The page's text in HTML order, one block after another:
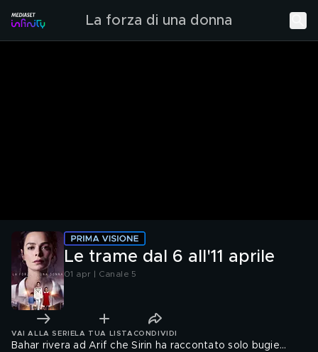
La forza di una donna
Le trame dal 6 all'11 aprile
01 apr | Canale 5
VAI ALLA SERIE LA TUA LISTA CONDIVIDI
Bahar rivera ad Arif che Sirin ha raccontato solo bugie...